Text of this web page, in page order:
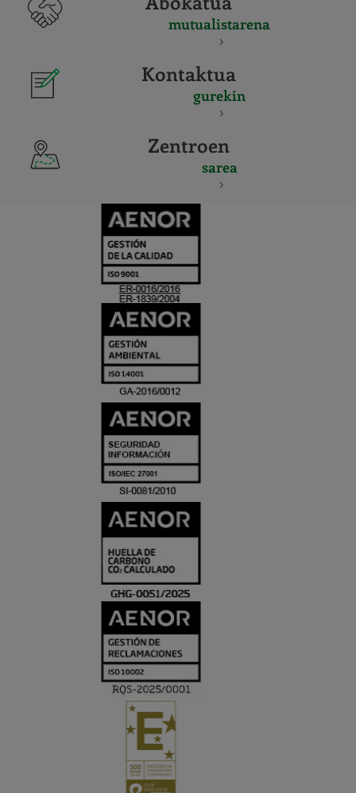
mutualistarena
Kontaktua
gurekin
Zentroen
sarea